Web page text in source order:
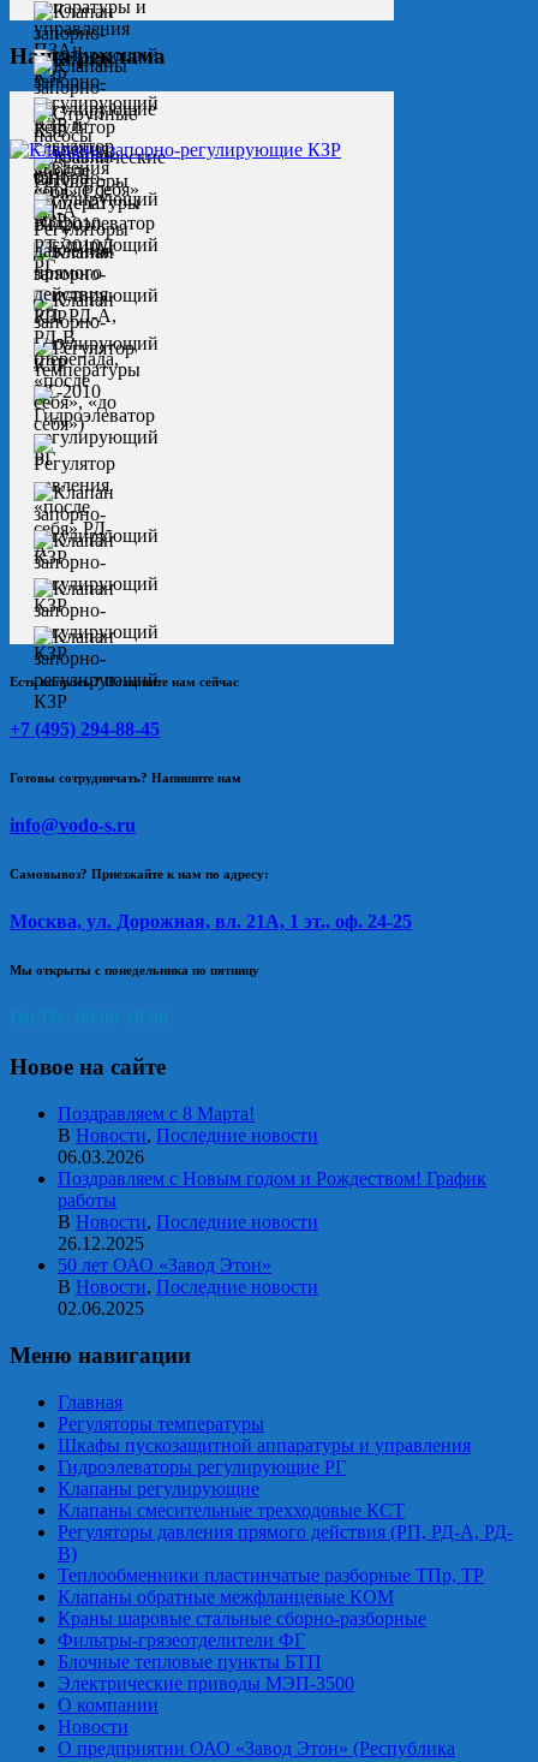
Наша реклама
Есть вопросы? Позвоните нам сейчас
+7 (495) 294-88-45
Готовы сотрудничать? Напишите нам
info@vodo-s.ru
Самовывоз? Приезжайте к нам по адресу:
Москва, ул. Дорожная, вл. 21А, 1 эт., оф. 24-25
Мы открыты с понедельника по пятницу
Новое на сайте
Поздравляем с 8 Марта!
В Новости, Последние новости
06.03.2026
Поздравляем с Новым годом и Рождеством! График
работы
В Новости, Последние новости
26.12.2025
50 лет ОАО «Завод Этон»
В Новости, Последние новости
02.06.2025
Меню навигации
Главная
Регуляторы температуры
Шкафы пускозащитной аппаратуры и управления
Гидроэлеваторы регулирующие РГ
Клапаны регулирующие
Клапаны смесительные трехходовые КСТ
Регуляторы давления прямого действия (РП, РД-А, РД-
В)
Теплообменники пластинчатые разборные ТПр, ТР
Клапаны обратные межфланцевые КОМ
Краны шаровые стальные сборно-разборные
Фильтры-грязеотделители ФГ
Блочные тепловые пункты БТП
Электрические приводы МЭП-3500
О компании
Новости
О предприятии ОАО «Завод Этон» (Республика